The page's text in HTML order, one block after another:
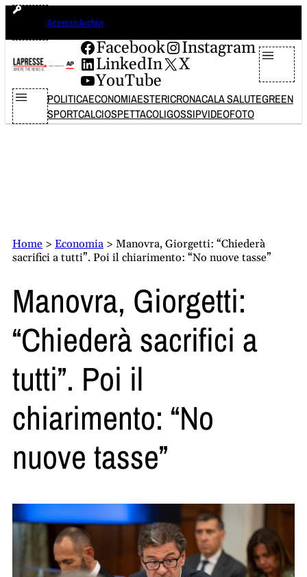
Vai
contenuto
Accesso Archivi
Facebook
Instagram
LinkedIn
X
YouTube
POLITICAECONOMIAESTERICRONACALA SALUTEGREEN
SPORTCALCIOSPETTACOLIGOSSIPVIDEOFOTO
Home > Economia > Manovra, Giorgetti: “Chiederà
sacrifici a tutti”. Poi il chiarimento: “No nuove tasse”
Manovra, Giorgetti:
“Chiederà sacrifici a
tutti”. Poi il
chiarimento: “No
nuove tasse”